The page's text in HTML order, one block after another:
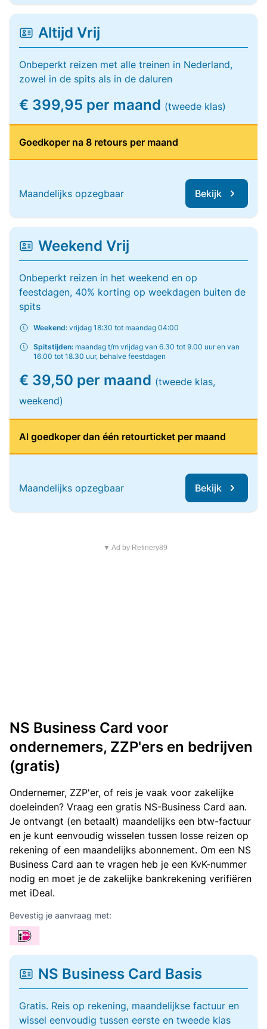
Altijd Vrij
Onbeperkt reizen met alle treinen in Nederland,
zowel in de spits als in de daluren
€ 399,95 per maand (tweede klas)
Goedkoper na 8 retours per maand
Maandelijks opzegbaar Bekijk
Weekend Vrij
Onbeperkt reizen in het weekend en op
feestdagen, 40% korting op weekdagen buiten de
spits
Weekend: vrijdag 18:30 tot maandag 04:00
Spitstijden: maandag t/m vrijdag van 6.30 tot 9.00 uur en van
16.00 tot 18.30 uur, behalve feestdagen
€ 39,50 per maand (tweede klas,
weekend)
Al goedkoper dan één retourticket per maand
Maandelijks opzegbaar Bekijk
▼ Ad by Refinery89
NS Business Card voor
ondernemers, ZZP'ers en bedrijven
(gratis)
Ondernemer, ZZP'er, of reis je vaak voor zakelijke
doeleinden? Vraag een gratis NS-Business Card aan.
Je ontvangt (en betaalt) maandelijks een btw-factuur
en je kunt eenvoudig wisselen tussen losse reizen op
rekening of een maandelijks abonnement. Om een NS
Business Card aan te vragen heb je een KvK-nummer
nodig en moet je de zakelijke bankrekening verifiëren
met iDeal.
Bevestig je aanvraag met:
NS Business Card Basis
Gratis. Reis op rekening, maandelijkse factuur en
wissel eenvoudig tussen eerste en tweede klas